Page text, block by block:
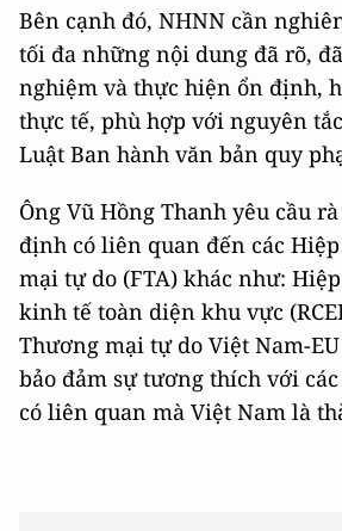
Bên cạnh đó, NHNN cần
tối đa những nội dung đã rõ,
nghiệm và thực hiện ổn định,
thực tế, phù hợp với nguyên
Luật Ban hành văn bản quy
Ông Vũ Hồng Thanh yêu cầu
định có liên quan đến các
mại tự do (FTA) khác như:
kinh tế toàn diện khu vực
Thương mại tự do Việt Nam-
bảo đảm sự tương thích với
có liên quan mà Việt Nam là